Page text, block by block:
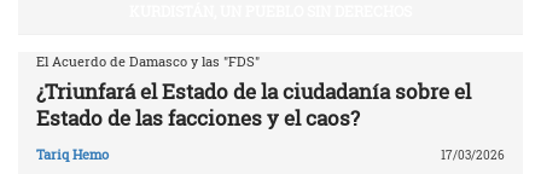
El Acuerdo de Damasco y las "FDS"
¿Triunfará el Estado de la ciudadanía sobre el
Estado de las facciones y el caos?
Tariq Hemo 17/03/2026